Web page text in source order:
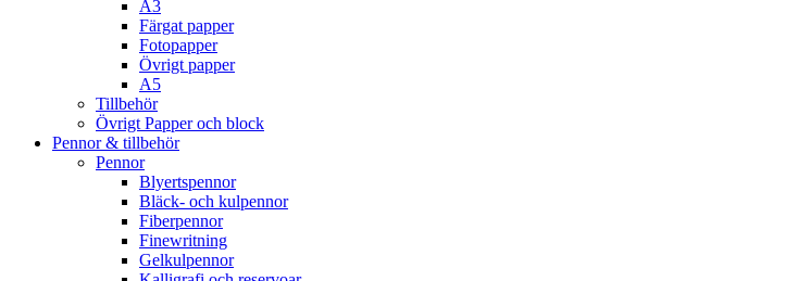
A3
Färgat papper
Fotopapper
Övrigt papper
A5
Tillbehör
Övrigt Papper och block
Pennor & tillbehör
Pennor
Blyertspennor
Bläck- och kulpennor
Fiberpennor
Finewritning
Gelkulpennor